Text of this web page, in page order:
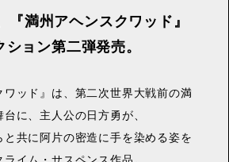
『満州アヘンスクワッド』
ション第二弾発売。
ワッド』は、第二次世界大戦前の満
台に、主人公の日方勇が、
と共に阿片の密造に手を染める姿を